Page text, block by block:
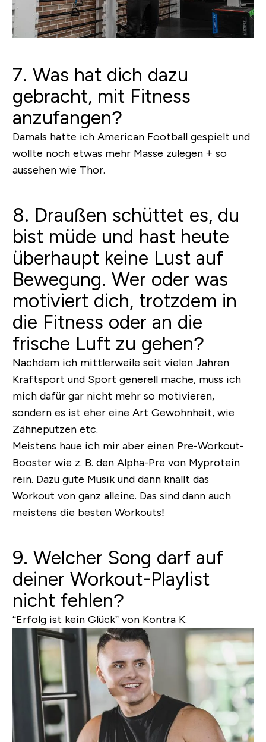
7. Was hat dich dazu
gebracht, mit Fitness
anzufangen?
Damals hatte ich American Football gespielt und
wollte noch etwas mehr Masse zulegen + so
aussehen wie Thor.
8. Draußen schüttet es, du
bist müde und hast heute
überhaupt keine Lust auf
Bewegung. Wer oder was
motiviert dich, trotzdem in
die Fitness oder an die
frische Luft zu gehen?
Nachdem ich mittlerweile seit vielen Jahren
Kraftsport und Sport generell mache, muss ich
mich dafür gar nicht mehr so motivieren,
sondern es ist eher eine Art Gewohnheit, wie
Zähneputzen etc.
Meistens haue ich mir aber einen Pre-Workout-
Booster wie z. B. den Alpha-Pre von Myprotein
rein. Dazu gute Musik und dann knallt das
Workout von ganz alleine. Das sind dann auch
meistens die besten Workouts!
9. Welcher Song darf auf
deiner Workout-Playlist
nicht fehlen?
“Erfolg ist kein Glück” von Kontra K.